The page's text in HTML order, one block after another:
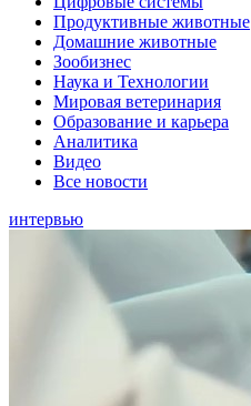
Продуктивные животные
Домашние животные
Зообизнес
Наука и Технологии
Мировая ветеринария
Образование и карьера
Аналитика
Видео
Все новости
интервью